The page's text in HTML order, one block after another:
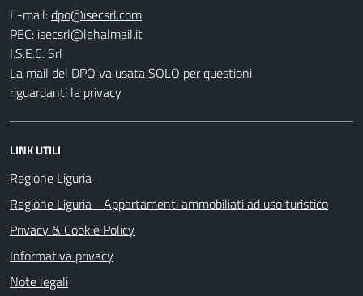
E-mail:
PEC:
I.S.E.C. Srl
La mail del DPO va usata SOLO per questioni
riguardanti la privacy
LINK UTILI
Regione Liguria
Regione Liguria - Appartamenti ammobiliati ad uso turistico
Privacy & Cookie Policy
Informativa privacy
Note legali